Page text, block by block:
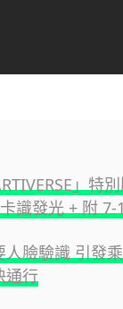
」特
識發光 + 附
人臉驗識 引發
通行